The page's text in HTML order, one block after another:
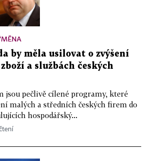
by měla usilovat o zvýšení
a službách českých
jsou pečlivě cílené programy, které
malých a středních českých firem do
hospodářský...